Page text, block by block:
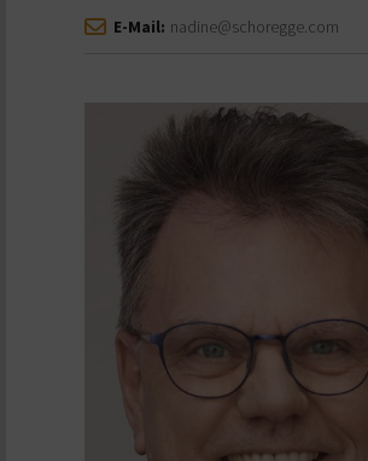
E-Mail: nadine@schoregge.com